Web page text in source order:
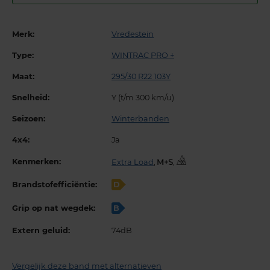
Merk: Vredestein
Type: WINTRAC PRO +
Maat: 295/30 R22 103Y
Snelheid: Y (t/m 300 km/u)
Seizoen: Winterbanden
4x4: Ja
Kenmerken: Extra Load ,
Brandstofefficiëntie: D
Grip op nat wegdek: B
Extern geluid: 74dB
Vergelijk deze band met alternatieven